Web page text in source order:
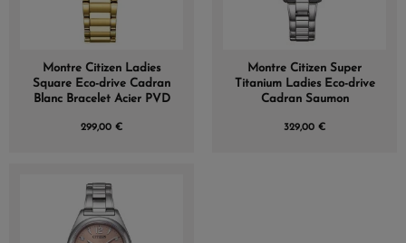
Montre Citizen Ladies
Square Eco-drive Cadran
Blanc Bracelet Acier PVD
299,00 €
Montre Citizen Super
Titanium Ladies Eco-drive
Cadran Saumon
329,00 €